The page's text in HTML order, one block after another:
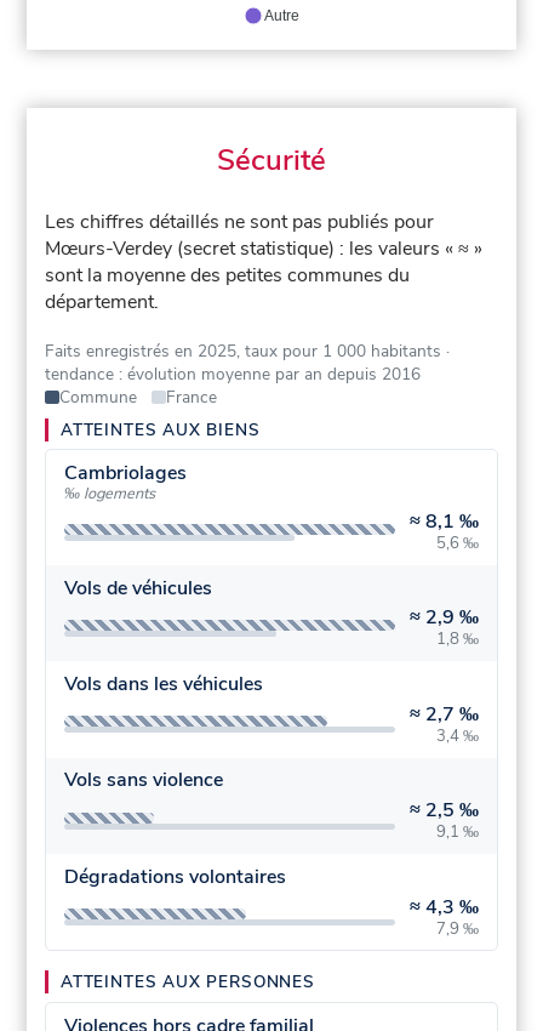
Autre
Sécurité
Les chiffres détaillés ne sont pas publiés pour
Mœurs-Verdey (secret statistique) : les valeurs « ≈ »
sont la moyenne des petites communes du
département.
Faits enregistrés en 2025, taux pour 1 000 habitants ·
tendance : évolution moyenne par an depuis 2016
Commune
France
ATTEINTES AUX BIENS
Cambriolages
‰ logements
≈8,1 ‰
5,6 ‰
Vols de véhicules
≈ 2,9 ‰
1,8 ‰
Vols dans les véhicules
≈ 2,7 ‰
3,4 ‰
Vols sans violence
≈ 2,5 ‰
9,1 ‰
Dégradations volontaires
≈4,3 ‰
7,9 ‰
ATTEINTES AUX PERSONNES
Violences hors cadre familial